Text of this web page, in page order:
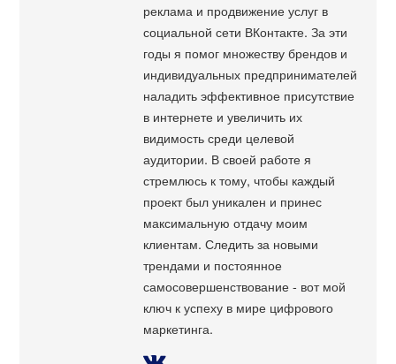
реклама и продвижение услуг в
социальной сети ВКонтакте. За эти
годы я помог множеству брендов и
индивидуальных предпринимателей
наладить эффективное присутствие
в интернете и увеличить их
видимость среди целевой
аудитории. В своей работе я
стремлюсь к тому, чтобы каждый
проект был уникален и принес
максимальную отдачу моим
клиентам. Следить за новыми
трендами и постоянное
самосовершенствование - вот мой
ключ к успеху в мире цифрового
маркетинга.